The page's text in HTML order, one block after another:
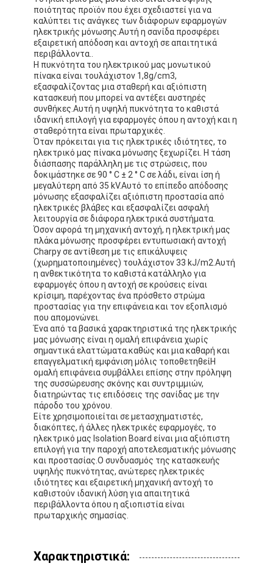
Σπίτι
Προϊόντα
Περίπου εμείς
ποιότητας προϊόν που έχει σχεδιαστεί για να
καλύπτει τις ανάγκες των διάφορων εφαρμογών
ηλεκτρικής μόνωσης.Αυτή η σανίδα προσφέρει
εξαιρετική απόδοση και αντοχή σε απαιτητικά
περιβάλλοντα..
Η πυκνότητα του ηλεκτρικού μας μονωτικού
πίνακα είναι τουλάχιστον 1,8g/cm3,
εξασφαλίζοντας μια σταθερή και αξιόπιστη
κατασκευή που μπορεί να αντέξει αυστηρές
συνθήκες.Αυτή η υψηλή πυκνότητα το καθιστά
ιδανική επιλογή για εφαρμογές όπου η αντοχή και η
σταθερότητα είναι πρωταρχικές.
Όταν πρόκειται για τις ηλεκτρικές ιδιότητες, το
ηλεκτρικό μας πίνακα μόνωσης ξεχωρίζει. Η τάση
διάσπασης παράλληλη με τις στρώσεις, που
δοκιμάστηκε σε 90 ° C ± 2 ° C σε λάδι, είναι ίση ή
μεγαλύτερη από 35 kV.Αυτό το επίπεδο απόδοσης
μόνωσης εξασφαλίζει αξιόπιστη προστασία από
ηλεκτρικές βλάβες και εξασφαλίζει ασφαλή
λειτουργία σε διάφορα ηλεκτρικά συστήματα.
Όσον αφορά τη μηχανική αντοχή, η ηλεκτρική μας
πλάκα μόνωσης προσφέρει εντυπωσιακή αντοχή
Charpy σε αντίθεση με τις επικάλυψεις
(χωρηματοποιημένες) τουλάχιστον 33 kJ/m2.Αυτή
η ανθεκτικότητα το καθιστά κατάλληλο για
εφαρμογές όπου η αντοχή σε κρούσεις είναι
κρίσιμη, παρέχοντας ένα πρόσθετο στρώμα
προστασίας για την επιφάνεια και τον εξοπλισμό
που απομονώνει.
Ένα από τα βασικά χαρακτηριστικά της ηλεκτρικής
μας μόνωσης είναι η ομαλή επιφάνεια χωρίς
σημαντικά ελαττώματα.καθώς και μια καθαρή και
επαγγελματική εμφάνιση μόλις τοποθετηθείΗ
ομαλή επιφάνεια συμβάλλει επίσης στην πρόληψη
της συσσώρευσης σκόνης και συντριμμιών,
διατηρώντας τις επιδόσεις της σανίδας με την
πάροδο του χρόνου.
Είτε χρησιμοποιείται σε μετασχηματιστές,
διακόπτες, ή άλλες ηλεκτρικές εφαρμογές, το
ηλεκτρικό μας Isolation Board είναι μια αξιόπιστη
επιλογή για την παροχή αποτελεσματικής μόνωσης
και προστασίας.Ο συνδυασμός της κατασκευής
υψηλής πυκνότητας, ανώτερες ηλεκτρικές
ιδιότητες και εξαιρετική μηχανική αντοχή το
καθιστούν ιδανική λύση για απαιτητικά
περιβάλλοντα όπου η αξιοπιστία είναι
πρωταρχικής σημασίας.
Χαρακτηριστικά: